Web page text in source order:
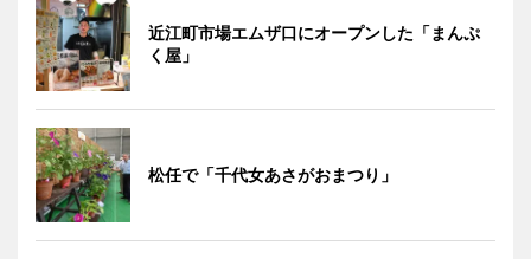
近江町市場エムザ口にオープンした「まんぷ
く屋」
松任で「千代女あさがおまつり」